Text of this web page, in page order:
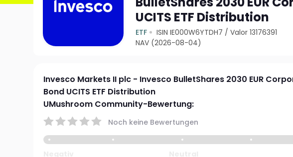
UCITS ETF Distribution
ETF ISIN IE000W6YTDH7 /Valor 13176391
NAV (2026-08-04)
Invesco Markets II plc - Invesco BulletShares 2030 EUR
Bond UCITS ETF Distribution
UMushroom Community-Bewertung:
Noch keine Bewertungen